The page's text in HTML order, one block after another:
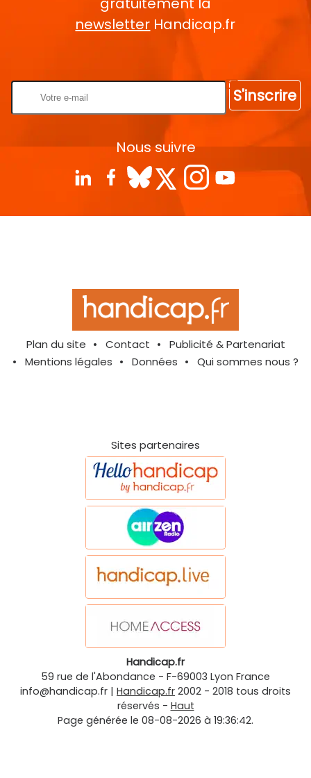
newsletter Handicap.fr
S'inscrire
Nous suivre
Plan du site Contact
Publicité & Partenariat
Mentions légales
Données Qui sommes nous ?
Sites partenaires
Handicap.fr
59 rue de l'Abondance - F-69003 Lyon France
info@handicap.fr | Handicap.fr 2002 - 2018 tous droits
réservés - Haut
Page générée le 08-08-2026 à 19:36:42.